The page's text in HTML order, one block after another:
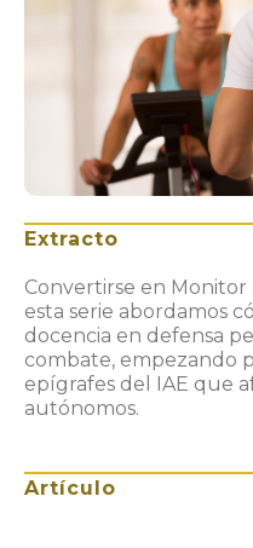
Extracto
Convertirse en Monitor
esta serie abordamos
docencia en defensa
combate, empezando
epígrafes del IAE que
autónomos.
Artículo